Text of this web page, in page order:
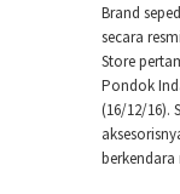
Brand
secara
Store
Pondok
(16/12/16).